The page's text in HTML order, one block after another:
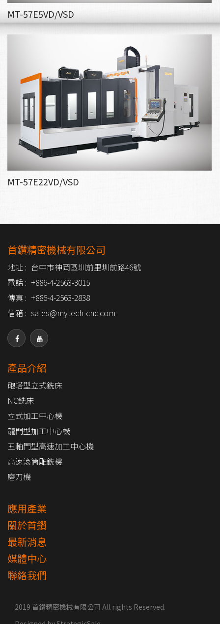
MT-57E5VD/VSD
MT-57E22VD/VSD
首鑽精密機械有限公司
地址 : 台中市神岡區圳前里圳前路46號
電話 : +886-4-2563-3015
傳真 : +886-4-2563-2838
信箱 : sales@mytech-cnc.com
產品介紹
砲塔型立式銑床
NC銑床
立式加工中心機
龍門型加工中心機
五軸門型高速加工中心機
高速滾筒雕銑機
磨刀機
應用產業
關於首鑽
最新消息
媒體中心
聯絡我們
2019 首鑽精密機械有限公司 All rights Reserved.